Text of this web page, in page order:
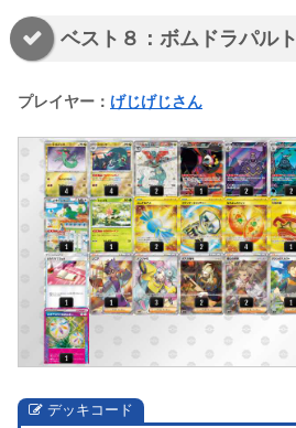
ベスト８：ボムドラパルト
プレイヤー： げじげじさん
デッキコード